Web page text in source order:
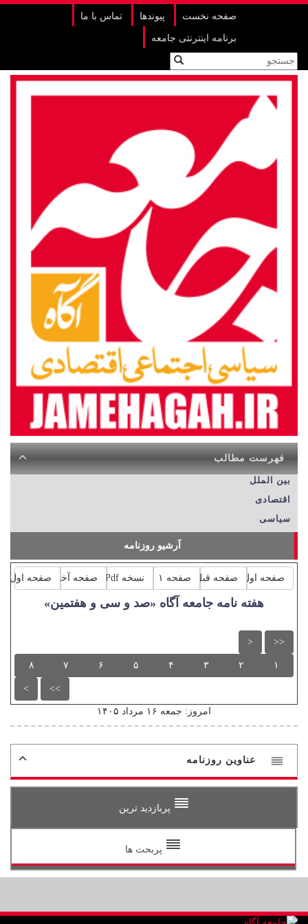
صفحه نخست پیوندها تماس با ما
برنامه اینترنتی جامعه
فهرست مطالب
بین الملل
اقتصادی
سیاسی
آرشیو روزنامه
صفحه اول صفحه قبل صفحه ۱ نسخه Pdf صفحه آخر صفحه اول
هفته نامه جامعه آگاه «صد و سی و هفتمین»
<<
<
۱ ۲ ۳ ۴ ۵ ۶ ۷ ۸
>>
>
امروز: جمعه ۱۶ مرداد ۱۴۰۵
عناوین روزنامه
پربازدید ترین
پربحث ها